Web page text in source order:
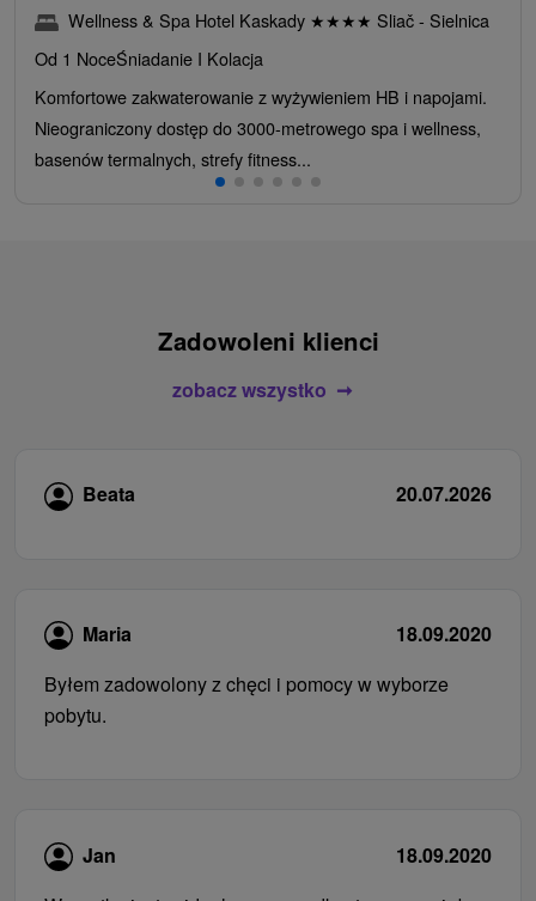
Wellness & Spa Hotel Kaskady ★★★★ Sliač - Sielnica
Od 1 NoceŚniadanie I Kolacja
Komfortowe zakwaterowanie z wyżywieniem HB i napojami.
Nieograniczony dostęp do 3000-metrowego spa i wellness,
basenów termalnych, strefy fitness...
Zadowoleni klienci
zobacz wszystko
Beata 20.07.2026
Maria
18.09.2020
Byłem zadowolony z chęci i pomocy w wyborze
pobytu.
Jan
18.09.2020